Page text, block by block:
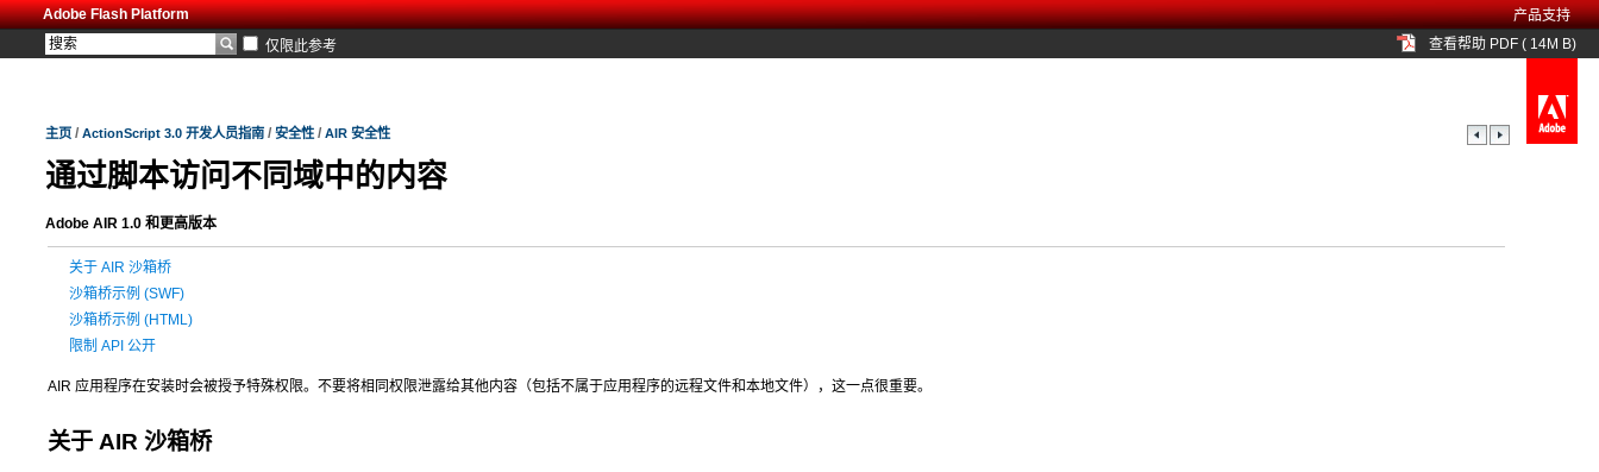
Adobe Flash Platform
查看帮助 PDF ( 14M B)
仅限此参考
主页 / ActionScript 3.0 开发人员指南 / 安全性 / AIR 安全性
通过脚本访问不同域中的内容
Adobe AIR 1.0 和更高版本
关于 AIR 沙箱桥
沙箱桥示例 (SWF)
沙箱桥示例 (HTML)
限制 API 公开
AIR 应用程序在安装时会被授予特殊权限。不要将相同权限泄露给其他内容（包括不属于应用程序的远程文件和本地文件），这一点很重要。
关于 AIR 沙箱桥
产品支持